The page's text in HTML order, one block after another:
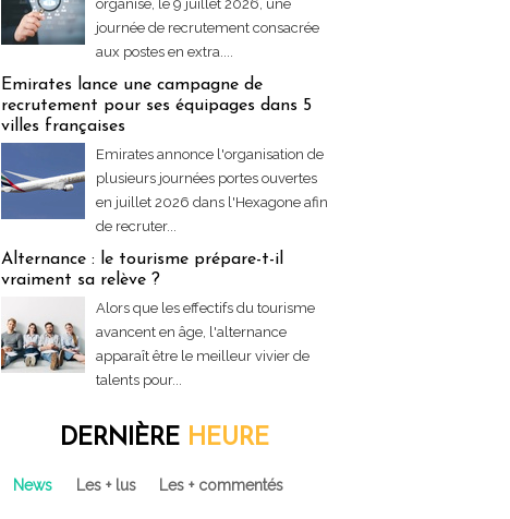
organise, le 9 juillet 2026, une
journée de recrutement consacrée
aux postes en extra....
Emirates lance une campagne de
recrutement pour ses équipages dans 5
villes françaises
Emirates annonce l'organisation de
plusieurs journées portes ouvertes
en juillet 2026 dans l'Hexagone afin
de recruter...
Alternance : le tourisme prépare-t-il
vraiment sa relève ?
Alors que les effectifs du tourisme
avancent en âge, l'alternance
apparaît être le meilleur vivier de
talents pour...
DERNIÈRE HEURE
News Les + lus Les + commentés